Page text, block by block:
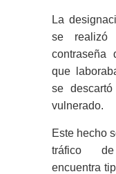
La
se
contraseña
que
se
vulnerado.
Este hecho
tráfico
encuentra